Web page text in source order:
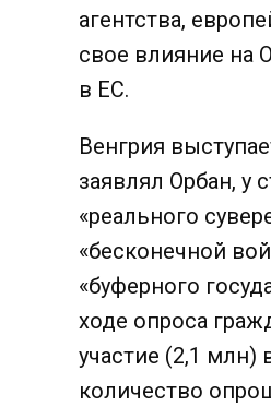
агентства,
свое влияние на
в ЕС.
Венгрия
заявлял Орбан, у
«реального
«бесконечной
«буферного
ходе опроса
участие (2,1 млн)
количество